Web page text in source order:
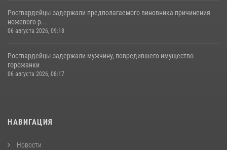
Росгвардейцы задержали предполагаемого виновника причинения
ножевого р...
06 августа 2026, 09:18
Росгвардейцы задержали мужчину, повредившего имущество
горожанки
06 августа 2026, 08:17
НАВИГАЦИЯ
Новости